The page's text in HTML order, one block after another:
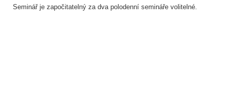
Seminář je započitatelný za dva polodenní semináře volitelné.